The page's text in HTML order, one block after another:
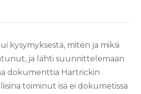
kysymyksestä, miten ja miksi
ja lähti suunnittelemaan
dokumenttia Hartrickin
toiminut isä ei dokumetissa